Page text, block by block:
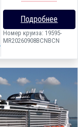
Подробнее
Номер круиза: 19595-
MR20260908BCNBCN